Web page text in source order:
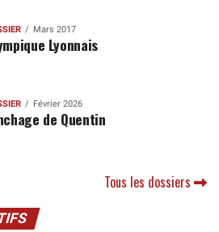
Mars 2017
Lyonnais
Février 2026
de Quentin
Tous les dossiers